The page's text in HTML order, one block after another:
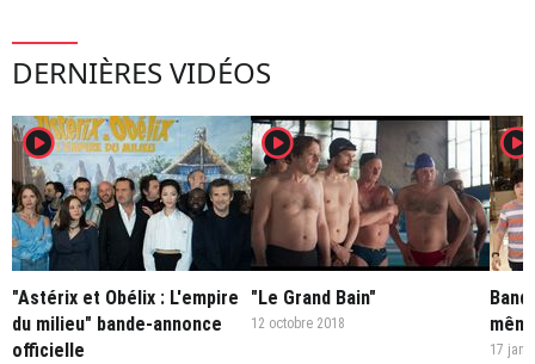
DERNIÈRES VIDÉOS
player2
"Astérix et Obélix : L'empire
du milieu" bande-annonce
officielle
player2
"Le Grand Bain"
12 octobre 2018
player2
17